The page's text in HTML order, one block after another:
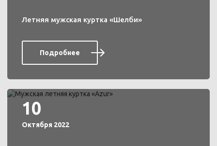
Летняя мужская куртка «Шелби»
Подробнее
10
Октября 2022